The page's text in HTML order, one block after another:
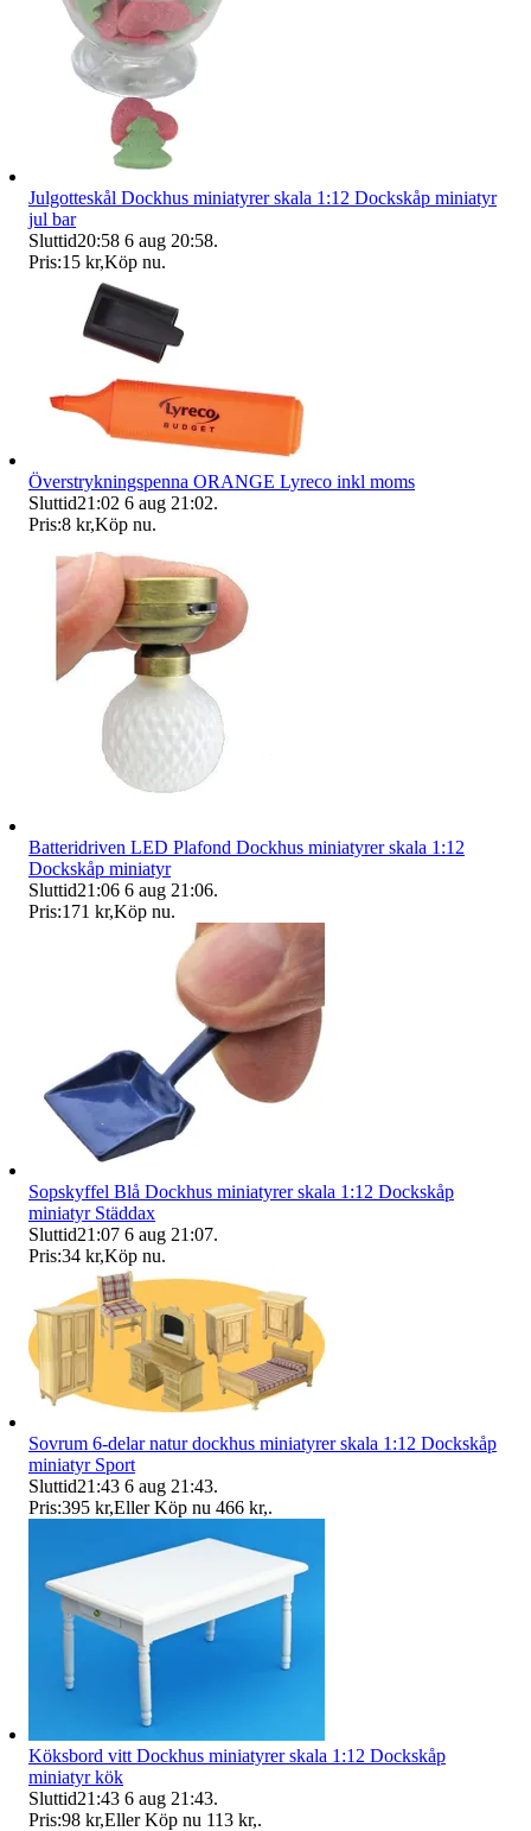
Julgotteskål Dockhus miniatyrer skala 1:12 Dockskåp miniatyr
jul bar
Sluttid20:58 6 aug 20:58.
Pris:15 kr,Köp nu.
Överstrykningspenna ORANGE Lyreco inkl moms
Sluttid21:02 6 aug 21:02.
Pris:8 kr,Köp nu.
Batteridriven LED Plafond Dockhus miniatyrer skala 1:12
Dockskåp miniatyr
Sluttid21:06 6 aug 21:06.
Pris:171 kr,Köp nu.
Sopskyffel Blå Dockhus miniatyrer skala 1:12 Dockskåp
miniatyr Städdax
Sluttid21:07 6 aug 21:07.
Pris:34 kr,Köp nu.
Sovrum 6-delar natur dockhus miniatyrer skala 1:12 Dockskåp
miniatyr Sport
Sluttid21:43 6 aug 21:43.
Pris:395 kr,Eller Köp nu 466 kr,.
Köksbord vitt Dockhus miniatyrer skala 1:12 Dockskåp
miniatyr kök
Sluttid21:43 6 aug 21:43.
Pris:98 kr,Eller Köp nu 113 kr,.